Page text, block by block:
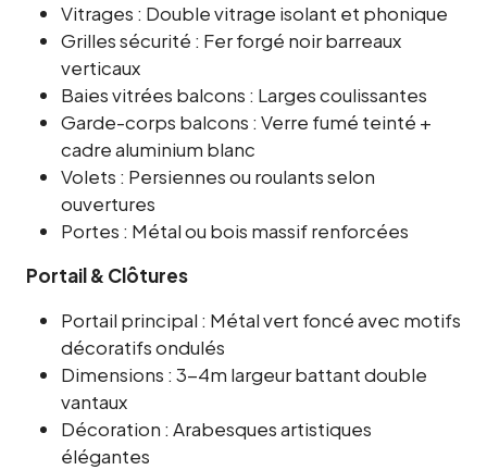
Vitrages : Double vitrage isolant et phonique
Grilles sécurité : Fer forgé noir barreaux
verticaux
Baies vitrées balcons : Larges coulissantes
Garde-corps balcons : Verre fumé teinté +
cadre aluminium blanc
Volets : Persiennes ou roulants selon
ouvertures
Portes : Métal ou bois massif renforcées
Portail & Clôtures
Portail principal : Métal vert foncé avec motifs
décoratifs ondulés
Dimensions : 3-4m largeur battant double
vantaux
Décoration : Arabesques artistiques
élégantes